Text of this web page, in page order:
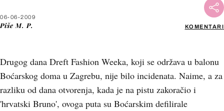
06-06-2009
Piše M. P. KOMENTARI
Drugog dana Dreft Fashion Weeka, koji se održava u balonu
Boćarskog doma u Zagrebu, nije bilo incidenata. Naime, a za
razliku od dana otvorenja, kada je na pistu zakoračio i
'hrvatski Bruno', ovoga puta su Boćarskim defilirale